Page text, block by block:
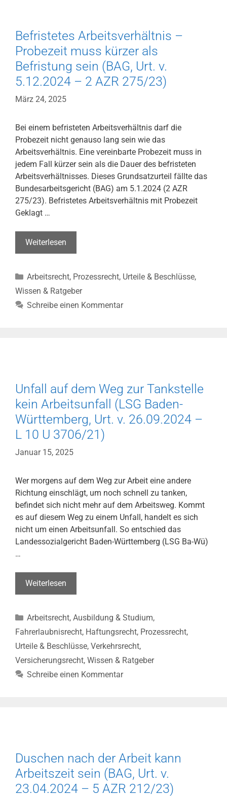
v.
03.04.2025
–
L
3
Befristetes Arbeitsverhältnis –
Probezeit muss kürzer als
Befristung sein (BAG, Urt. v.
5.12.2024 – 2 AZR 275/23)
März 24, 2025
Bei einem befristeten Arbeitsverhältnis darf die
Probezeit nicht genauso lang sein wie das
Arbeitsverhältnis. Eine vereinbarte Probezeit muss in
jedem Fall kürzer sein als die Dauer des befristeten
Arbeitsverhältnisses. Dieses Grundsatzurteil fällte das
Bundesarbeitsgericht (BAG) am 5.1.2024 (2 AZR
275/23). Befristetes Arbeitsverhältnis mit Probezeit
Geklagt …
Weiterlesen
Arbeitsverhältnis
Probezeit
muss
kürzer
5.12.2024
–
AZR
275/23)
Kategorien
Arbeitsrecht, Prozessrecht, Urteile & Beschlüsse,
Wissen & Ratgeber
Schreibe einen Kommentar
Unfall auf dem Weg zur Tankstelle
kein Arbeitsunfall (LSG Baden-
Württemberg, Urt. v. 26.09.2024 –
L 10 U 3706/21)
Januar 15, 2025
Wer morgens auf dem Weg zur Arbeit eine andere
Richtung einschlägt, um noch schnell zu tanken,
befindet sich nicht mehr auf dem Arbeitsweg. Kommt
es auf diesem Weg zu einem Unfall, handelt es sich
nicht um einen Arbeitsunfall. So entschied das
Landessozialgericht Baden-Württemberg (LSG Ba-Wü)
…
Weiterlesen
auf
Weg
zur
Tankstelle
kein
(LSG
L
10
U
Kategorien
Arbeitsrecht, Ausbildung & Studium,
Fahrerlaubnisrecht, Haftungsrecht, Prozessrecht,
Urteile & Beschlüsse, Verkehrsrecht,
Versicherungsrecht, Wissen & Ratgeber
Schreibe einen Kommentar
Duschen nach der Arbeit kann
Arbeitszeit sein (BAG, Urt. v.
23.04.2024 – 5 AZR 212/23)